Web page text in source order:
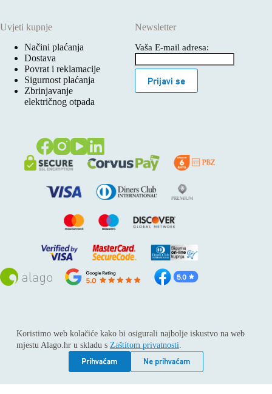
Koristimo web kolačiće kako bi osigurali najbolje iskustvo na web
mjestu Alago.hr u skladu s Zaštitom privatnosti.
Prihvaćam
Ne prihvaćam
Uvjeti kupnje
Načini plaćanja
Dostava
Povrat i reklamacije
Sigurnost plaćanja
Zbrinjavanje
električnog otpada
Newsletter
Vaša E-mail adresa:
Prijavi se
Sva prava pridržana © 2026
Alago
ALAGO d.o.o. trgovina, usluge i zastupanje stranih tvrtki /
Adresa: Horvati 112, 10436 Rakov potok / Telefon: +385 1
6539 392 / E-mail: kontakt@alago.hr / Podaci o subjektu:
Subjekt je upisan kod Trgovačkog suda u Zagrebu pod
reg.uloškom broj 1-53420. / MBS: 080046630 / OIB: